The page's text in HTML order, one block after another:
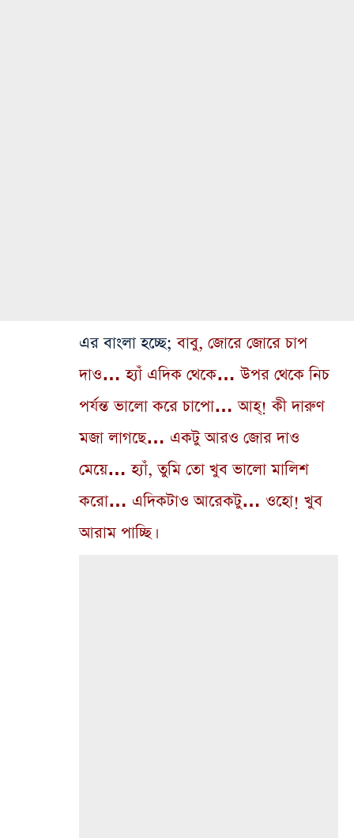
এর বাংলা হচ্ছে;বাবু, জোরে জোরে চাপ
দাও… হ্যাঁ এদিক থেকে… উপর থেকে নিচ
পর্যন্ত ভালো করে চাপো… আহ্! কী দারুণ
মজা লাগছে… একটু আরও জোর দাও
মেয়ে… হ্যাঁ, তুমি তো খুব ভালো মালিশ
করো… এদিকটাও আরেকটু… ওহো! খুব
আরাম পাচ্ছি।